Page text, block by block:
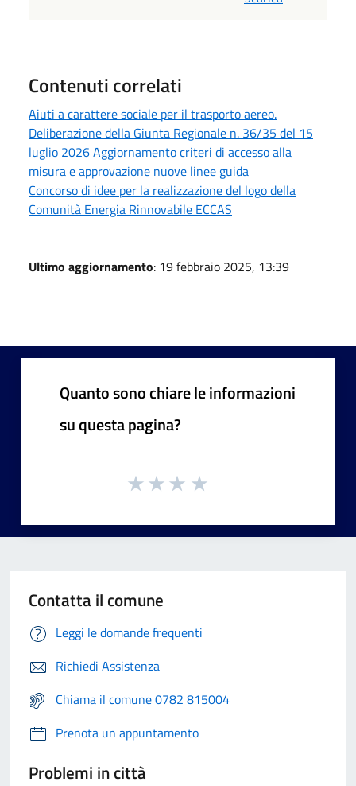
Contenuti correlati
Aiuti a carattere sociale per il trasporto aereo.
Deliberazione della Giunta Regionale n. 36/35 del 15
luglio 2026 Aggiornamento criteri di accesso alla
misura e approvazione nuove linee guida
Concorso di idee per la realizzazione del logo della
Comunità Energia Rinnovabile ECCAS
Ultimo aggiornamento: 19 febbraio 2025, 13:39
Quanto sono chiare le informazioni
su questa pagina?
Contatta il comune
Leggi le domande frequenti
Richiedi Assistenza
Chiama il comune 0782 815004
Prenota un appuntamento
Problemi in città